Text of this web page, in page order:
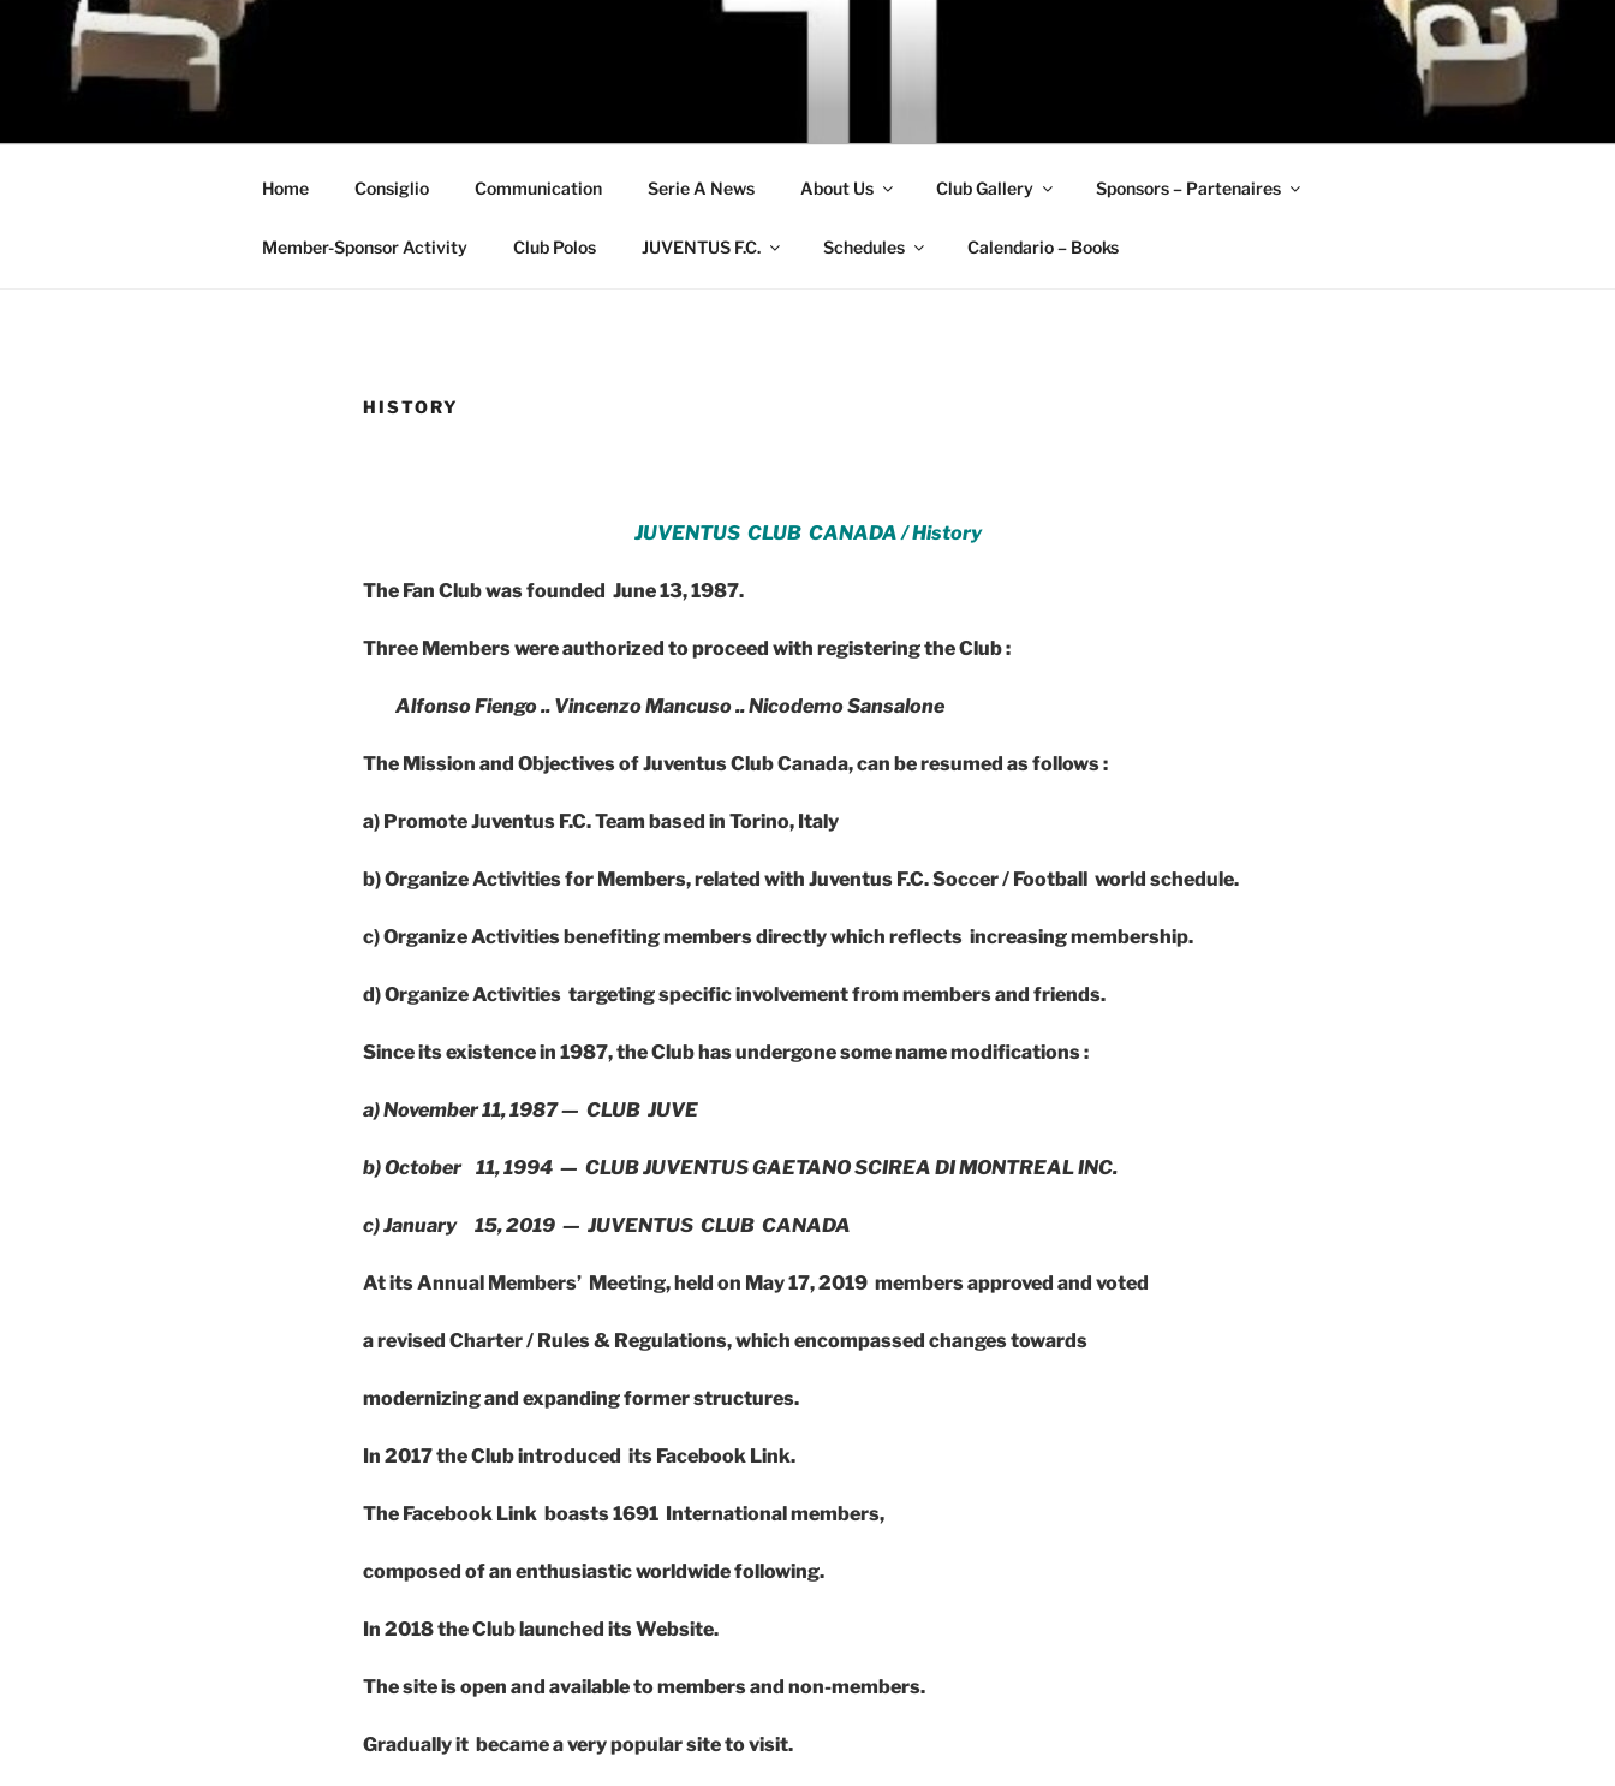
Home Consiglio Communication Serie A News About Us Club Gallery Sponsors – Partenaires
Member-Sponsor Activity Club Polos JUVENTUS F.C. Schedules Calendario – Books
HISTORY
JUVENTUS CLUB CANADA / History
The Fan Club was founded June 13, 1987.
Three Members were authorized to proceed with registering the Club :
Alfonso Fiengo .. Vincenzo Mancuso .. Nicodemo Sansalone
The Mission and Objectives of Juventus Club Canada, can be resumed as follows :
a) Promote Juventus F.C. Team based in Torino, Italy
b) Organize Activities for Members, related with Juventus F.C. Soccer / Football world schedule.
c) Organize Activities benefiting members directly which reflects increasing membership.
d) Organize Activities targeting specific involvement from members and friends.
Since its existence in 1987, the Club has undergone some name modifications :
a) November 11, 1987 — CLUB JUVE
b) October 11, 1994 — CLUB JUVENTUS GAETANO SCIREA DI MONTREAL INC.
c) January 15, 2019 — JUVENTUS CLUB CANADA
At its Annual Members’ Meeting, held on May 17, 2019 members approved and voted
a revised Charter / Rules & Regulations, which encompassed changes towards
modernizing and expanding former structures.
In 2017 the Club introduced its Facebook Link.
The Facebook Link boasts 1691 International members,
composed of an enthusiastic worldwide following.
In 2018 the Club launched its Website.
The site is open and available to members and non-members.
Gradually it became a very popular site to visit.